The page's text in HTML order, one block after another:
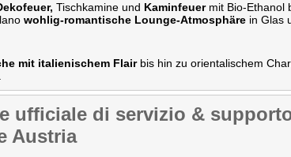
Tischkamine und Kaminfeuermit Bio-Ethanol
wohlig-romantische Lounge-Atmosphäre in Glas
mit italienischem Flairbis hin zu orientalischem
ufficiale di servizio &
Austria